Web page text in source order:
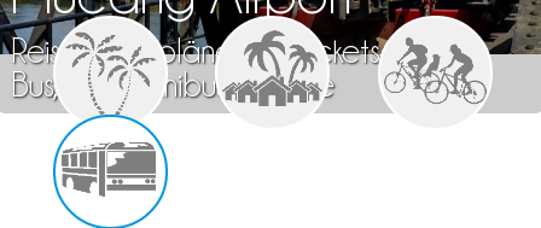
Reisen, Fahrpläne und Tickets für Zug,
Bus, Flug, Minibus & Fähre